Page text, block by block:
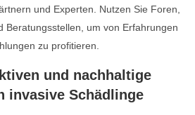
und Experten. Nutzen Sie Foren,
Beratungsstellen, um von Erfahrungen
zu profitieren.
und nachhaltige
invasive Schädlinge